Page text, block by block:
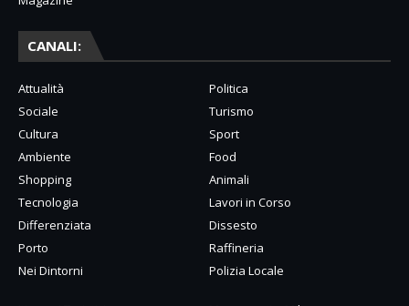
CANALI:
Attualità
Politica
Sociale
Turismo
Cultura
Sport
Ambiente
Food
Shopping
Animali
Tecnologia
Lavori in Corso
Differenziata
Dissesto
Porto
Raffineria
Nei Dintorni
Polizia Locale